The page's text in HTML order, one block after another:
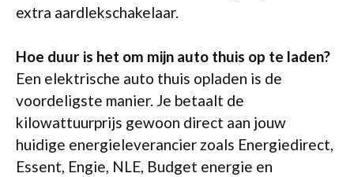
extra aardlekschakelaar.
Hoe duur is het om mijn auto thuis op te laden?
Een elektrische auto thuis opladen is de
voordeligste manier. Je betaalt de
kilowattuurprijs gewoon direct aan jouw
huidige energieleverancier zoals Energiedirect,
Essent, Engie, NLE, Budget energie en